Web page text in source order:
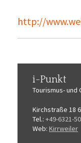
http://
i-Punkt
Tourismus-und
Kirchstraße 18
Tel.: +49-6321-
Web: Kirrweiler